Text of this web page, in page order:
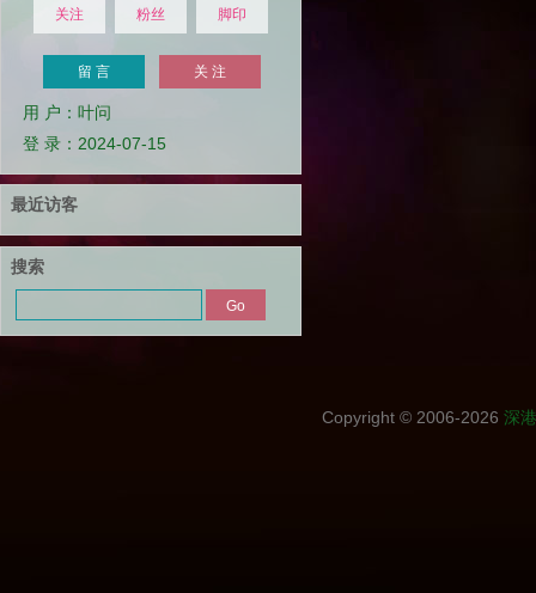
关注 粉丝 脚印
留 言 关 注
用 户：叶问
登 录：2024-07-15
最近访客
搜索
Copyright © 2006-2026 深